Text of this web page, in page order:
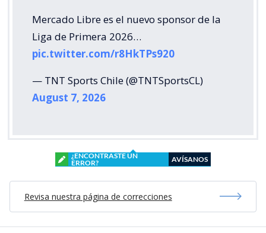
Mercado Libre es el nuevo sponsor de la
Liga de Primera 2026…
pic.twitter.com/r8HkTPs920
— TNT Sports Chile (@TNTSportsCL)
August 7, 2026
¿ENCONTRASTE UN
ERROR?
AVÍSANOS
Revisa nuestra página de correcciones